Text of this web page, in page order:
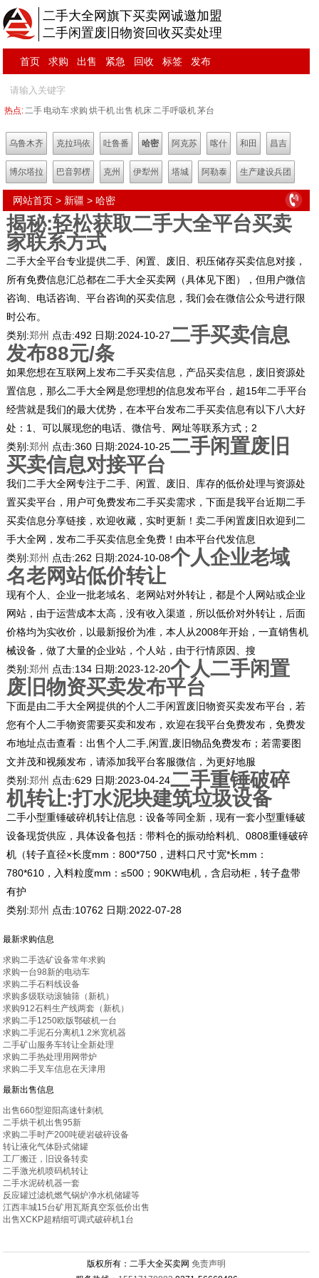
二手大全网旗下买卖网诚邀加盟
二手闲置废旧物资回收买卖处理
首页 求购 出售 紧急 回收 标签 发布
热点:二手 电动车求购 烘干机出售 机床二手呼吸机茅台
乌鲁木齐 克拉玛依 吐鲁番 哈密 阿克苏 喀什 和田 昌吉
博尔塔拉 巴音郭楞 克州 伊犁州 塔城 阿勒泰 生产建设兵团
网站首页 > 新疆 >哈密
揭秘:轻松获取二手大全平台买卖
家联系方式
二手大全平台专业提供二手、闲置、废旧、积压储存买卖信息对接，
所有免费信息汇总都在二手大全买卖网（具体见下图），但用户微信
咨询、电话咨询、平台咨询的买卖信息，我们会在微信公众号进行限
时公布。
类别:郑州 点击:492 日期:2024-10-27二手买卖信息
发布88元/条
如果您想在互联网上发布二手买卖信息，产品买卖信息，废旧资源处
置信息，那么二手大全网是您理想的信息发布平台，超15年二手平台
经营就是我们的最大优势，在本平台发布二手买卖信息有以下八大好
处：1、可以展现您的电话、微信号、网址等联系方式；2
类别:郑州 点击:360 日期:2024-10-25二手闲置废旧
买卖信息对接平台
我们二手大全网专注于二手、闲置、废旧、库存的低价处理与资源处
置买卖平台，用户可免费发布二手买卖需求，下面是我平台近期二手
买卖信息分享链接，欢迎收藏，实时更新！卖二手闲置废旧欢迎到二
手大全网，发布二手买卖信息全免费！由本平台代发信息
类别:郑州 点击:262 日期:2024-10-08个人企业老域
名老网站低价转让
现有个人、企业一批老域名、老网站对外转让，都是个人网站或企业
网站，由于运营成本太高，没有收入渠道，所以低价对外转让，后面
价格均为实收价，以最新报价为准，本人从2008年开始，一直销售机
械设备，做了大量的企业站，个人站，由于行情原因、搜
类别:郑州 点击:134 日期:2023-12-20个人二手闲置
废旧物资买卖发布平台
下面是由二手大全网提供的个人二手闲置废旧物资买卖发布平台，若
您有个人二手物资需要买卖和发布，欢迎在我平台免费发布，免费发
布地址点击查看：出售个人二手,闲置,废旧物品免费发布；若需要图
文并茂和视频发布，请添加我平台客服微信，为更好地服
类别:郑州 点击:629 日期:2023-04-24二手重锤破碎
机转让:打水泥块建筑垃圾设备
二手小型重锤破碎机转让信息：设备等同全新，现有一套小型重锤破
设备现货供应，具体设备包括：带料仓的振动给料机、0808重锤破碎
机（转子直径×长度mm：800*750，进料口尺寸宽*长mm：
780*610，入料粒度mm：≤500；90KW电机，含启动柜，转子盘带
有护
类别:郑州 点击:10762 日期:2022-07-28
最新求购信息
求购二手选矿设备常年求购
求购一台98新的电动车
求购二手石料线设备
求购多级联动滚轴筛（新机）
求购912石料生产线两套（新机）
求购二手1250欧版鄂破机一台
求购二手泥石分离机1.2米宽机器
二手矿山服务车转让全新处理
求购二手热处理用网带炉
求购二手叉车信息在天津用
最新出售信息
出售660型迎阳高速针刺机
二手烘干机出售95新
求购二手时产200吨硬岩破碎设备
转让液化气体卧式储罐
工厂搬迁，旧设备转卖
二手激光机喷码机转让
二手水泥砖机器一套
反应罐过滤机燃气锅炉净水机储罐等
江西丰城15台矿用瓦斯真空泵低价出售
出售XCKP超精细可调式破碎机1台
版权所有：二手大全买卖网免责声明